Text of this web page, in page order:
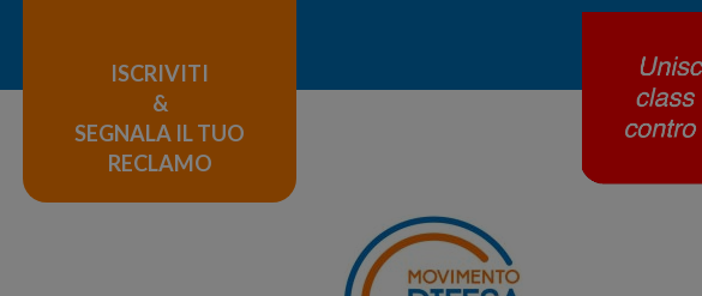
ISCRIVITI
&
SEGNALA IL TUO
RECLAMO